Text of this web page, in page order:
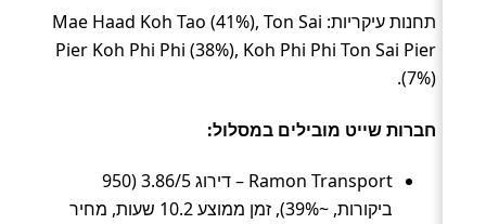
תחנות עיקריות: Mae Haad Koh Tao (41%), Ton Sai
Pier Koh Phi Phi (38%), Koh Phi Phi Ton Sai Pier
(7%).
חברות שייט מובילים במסלול:
Ramon Transport – דירוג 3.86/5 (950
ביקורות, ~39%), זמן ממוצע 10.2 שעות, מחיר